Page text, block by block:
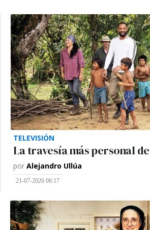
TELEVISIÓN
La travesía más personal
por Alejandro Ullúa
21-07-2026 06:17